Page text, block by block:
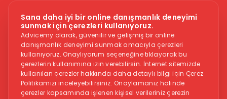
Sana daha iyi bir online danışmanlık deneyimi
sunmak için çerezleri kullanıyoruz.
Advicemy olarak, güvenilir ve gelişmiş bir online
danışmanlık deneyimi sunmak amacıyla çerezleri
kullanıyoruz. Onaylıyorum seçeneğine tıklayarak bu
çerezlerin kullanımına izin verebilirsin. İnternet sitemizde
kullanılan çerezler hakkında daha detaylı bilgi için Çerez
Politikamızı inceleyebilirsiniz. Onaylamanız halinde
çerezler kapsamında işlenen kişisel verileriniz çerezin
Bilgi Güvenliği Politikası
Bizi Takip Edin